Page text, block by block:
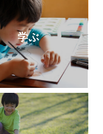
学ぶ